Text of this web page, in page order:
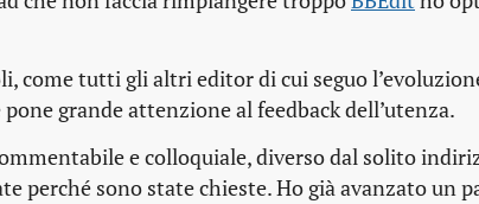
come tutti gli altri editor di cui seguo
grande attenzione alfeedbackdell’utenza.
e colloquiale, diverso dal solito
perché sono state chieste. Ho già avanzato un